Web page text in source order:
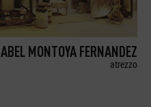
ABEL MONTOYA FERNANDEZ
atrezzo